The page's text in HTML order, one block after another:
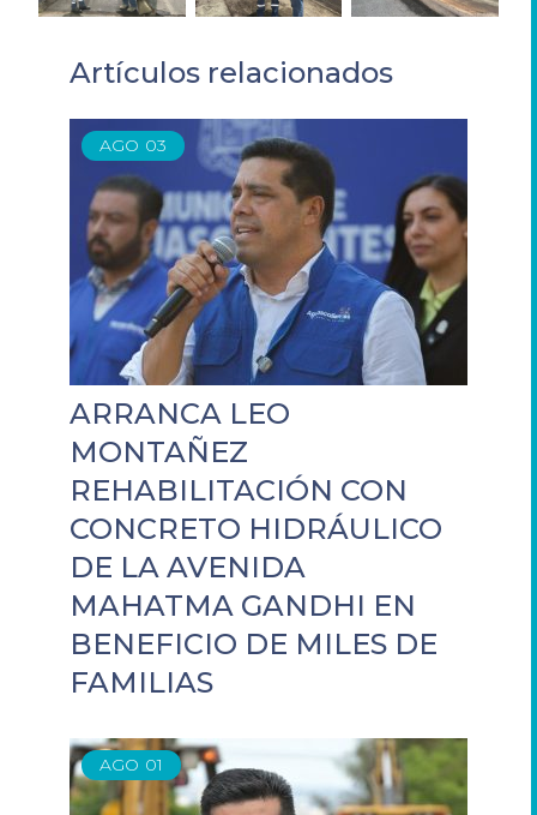
Artículos relacionados
AGO 03
ARRANCA LEO
MONTAÑEZ
REHABILITACIÓN CON
CONCRETO HIDRÁULICO
DE LA AVENIDA
MAHATMA GANDHI EN
BENEFICIO DE MILES DE
FAMILIAS
AGO 01